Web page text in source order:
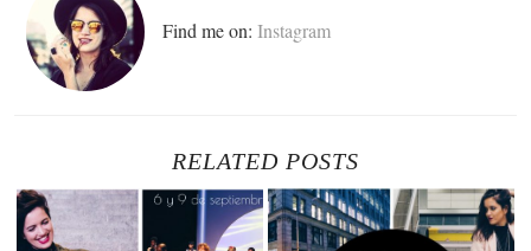
Find me on: Instagram
RELATED POSTS